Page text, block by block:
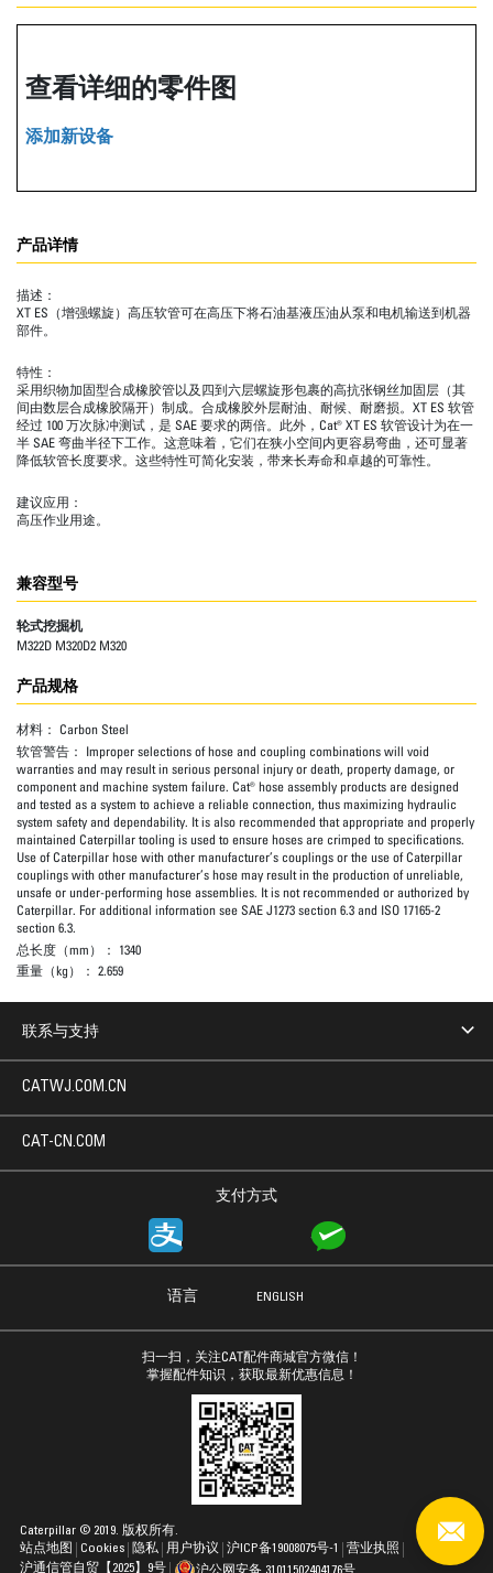
查看详细的零件图
添加新设备
产品详情
描述：
XT ES（增强螺旋）高压软管可在高压下将石油基液压油从泵和电机输送到机器
部件。
特性：
采用织物加固型合成橡胶管以及四到六层螺旋形包裹的高抗张钢丝加固层（其
间由数层合成橡胶隔开）制成。合成橡胶外层耐油、耐候、耐磨损。XT ES 软管
经过 100 万次脉冲测试，是 SAE 要求的两倍。此外，Cat® XT ES 软管设计为在一
半 SAE 弯曲半径下工作。这意味着，它们在狭小空间内更容易弯曲，还可显著
降低软管长度要求。这些特性可简化安装，带来长寿命和卓越的可靠性。
建议应用：
高压作业用途。
兼容型号
轮式挖掘机
M322D M320D2 M320
产品规格
材料： Carbon Steel
软管警告： Improper selections of hose and coupling combinations will void
warranties and may result in serious personal injury or death, property damage, or
component and machine system failure. Cat® hose assembly products are designed
and tested as a system to achieve a reliable connection, thus maximizing hydraulic
system safety and dependability. It is also recommended that appropriate and properly
maintained Caterpillar tooling is used to ensure hoses are crimped to specifications.
Use of Caterpillar hose with other manufacturer’s couplings or the use of Caterpillar
couplings with other manufacturer’s hose may result in the production of unreliable,
unsafe or under-performing hose assemblies. It is not recommended or authorized by
Caterpillar. For additional information see SAE J1273 section 6.3 and ISO 17165-2
section 6.3.
总长度（mm）： 1340
重量（kg）： 2.659
联系与支持
支付方式
CATWJ.COM.CN
CAT-CN.COM
语言 ENGLISH
扫一扫，关注CAT配件商城官方微信！
掌握配件知识，获取最新优惠信息！
站点地图 Cookies 隐私 用户协议
Caterpillar © 2019. 版权所有.
沪ICP备19008075号-1
营业执照
沪通信管自贸【2025】9号